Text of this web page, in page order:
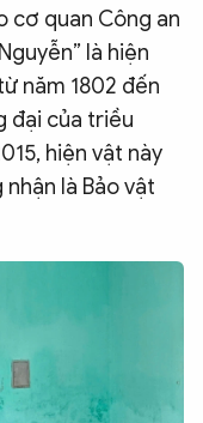
cơ quan Công an
là hiện
năm 1802 đến
đại của triều
hiện vật này
là Bảo vật